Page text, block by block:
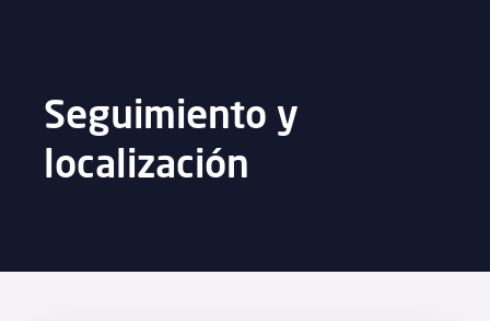
Seguimiento y
localización